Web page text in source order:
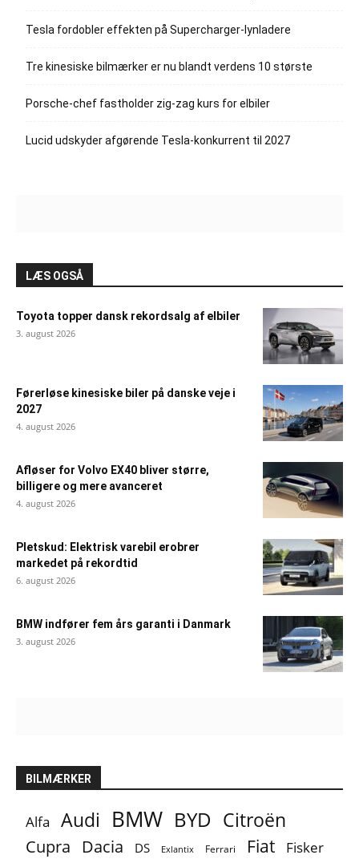
Tesla fordobler effekten på Supercharger-lynladere
Tre kinesiske bilmærker er nu blandt verdens 10 største
Porsche-chef fastholder zig-zag kurs for elbiler
Lucid udskyder afgørende Tesla-konkurrent til 2027
LÆS OGSÅ
Toyota topper dansk rekordsalg af elbiler
3. august 2026
Førerløse kinesiske biler på danske veje i
2027
4. august 2026
Afløser for Volvo EX40 bliver større,
billigere og mere avanceret
4. august 2026
Pletskud: Elektrisk varebil erobrer
markedet på rekordtid
6. august 2026
BMW indfører fem års garanti i Danmark
3. august 2026
BILMÆRKER
Alfa Audi BMW BYD Citroën
Cupra Dacia DS Exlantix Ferrari Fiat Fisker